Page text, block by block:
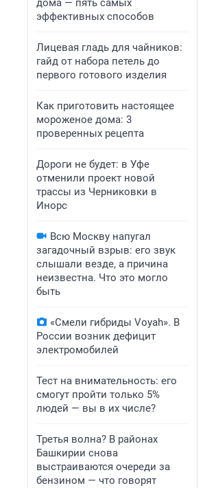
дома — пять самых
эффективных способов
Лицевая гладь для чайников:
гайд от набора петель до
первого готового изделия
Как приготовить настоящее
мороженое дома: 3
проверенных рецепта
Дороги не будет: в Уфе
отменили проект новой
трассы из Черниковки в
Инорс
Всю Москву напугал
загадочный взрыв: его звук
слышали везде, а причина
неизвестна. Что это могло
быть
«Смели гибриды Voyah». В
России возник дефицит
электромобилей
Тест на внимательность: его
смогут пройти только 5%
людей — вы в их числе?
Третья волна? В районах
Башкирии снова
выстраиваются очереди за
бензином — что говорят